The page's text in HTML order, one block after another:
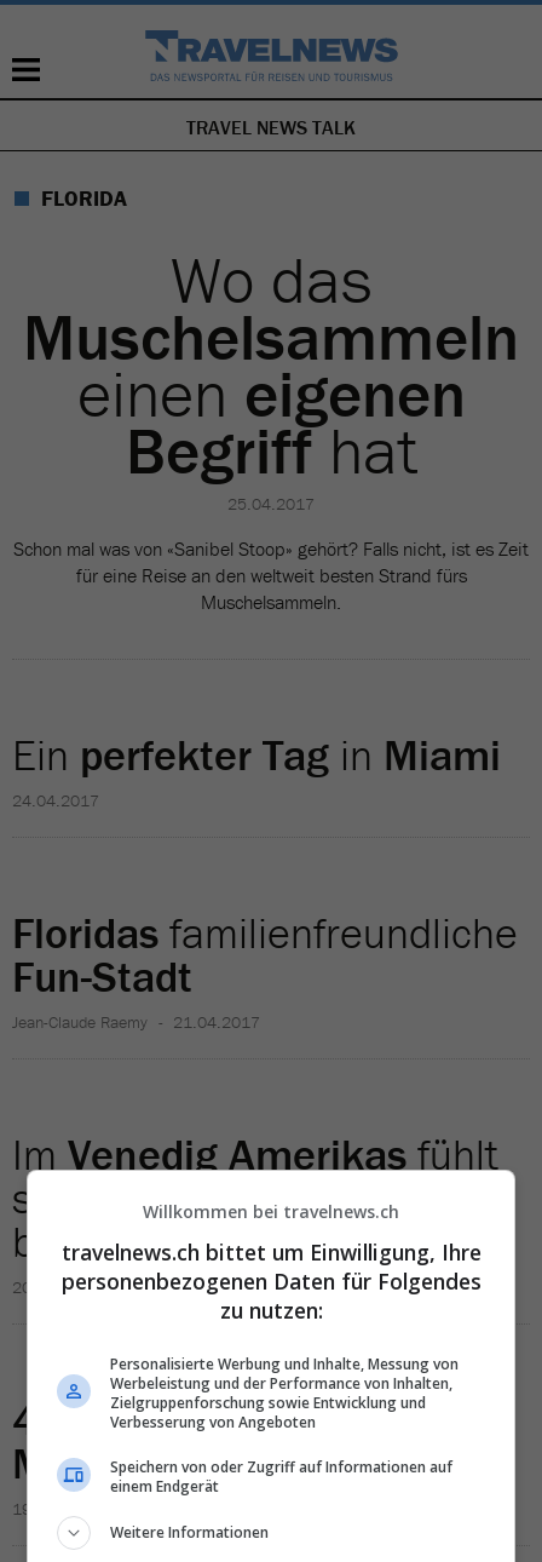
NAVIGATION
ÜBERSPRINGEN
TRAVEL NEWS TALK
FLORIDA
Wo das
Muschelsammeln
einen eigenen
Begriffhat
25.04.2017
Schon mal was von «Sanibel Stoop» gehört? Falls nicht, ist es Zeit
für eine Reise an den weltweit besten Strand fürs
Muschelsammeln.
Ein perfekter Tag in Miami
24.04.2017
Floridas familienfreundliche
Fun-Stadt
Jean-Claude Raemy 21.04.2017
Im Venedig Amerikas fühlt
sich dieLGBT-Community
besonders zuhause
20.04.2017
42 Brückenbis zur
Muschelrepublik
19.04.2017
Willkommen bei travelnews.ch
travelnews.ch bittet um Einwilligung, Ihre
personenbezogenen Daten für Folgendes
zu nutzen:
Personalisierte Werbung und Inhalte, Messung von
Werbeleistung und der Performance von Inhalten,
Zielgruppenforschung sowie Entwicklung und
Verbesserung von Angeboten
Speichern von oder Zugriff auf Informationen auf
einem Endgerät
Weitere Informationen